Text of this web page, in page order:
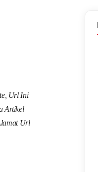
Url Ini
Artikel
Url